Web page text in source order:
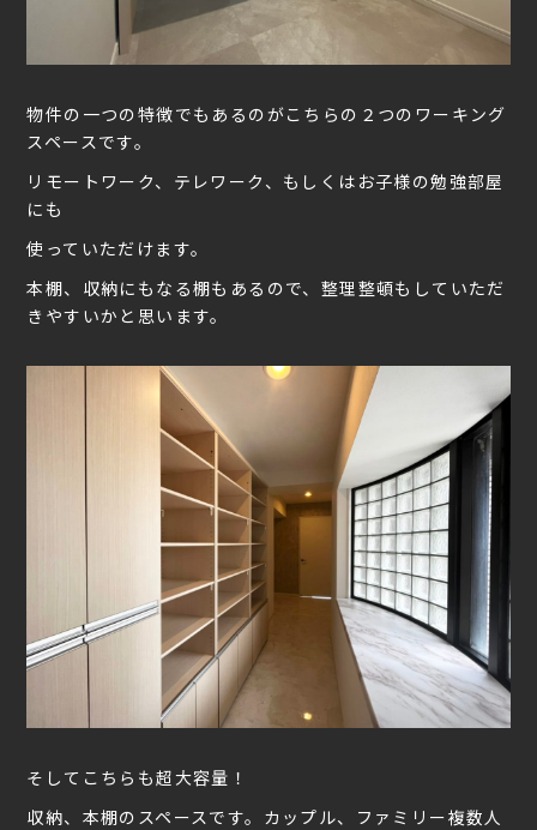
物件の一つの特徴でもあるのがこちらの２つのワーキング
スペースです。
リモートワーク、テレワーク、もしくはお子様の勉強部屋
にも
使っていただけます。
本棚、収納にもなる棚もあるので、整理整頓もしていただ
きやすいかと思います。
そしてこちらも超大容量！
収納、本棚のスペースです。カップル、ファミリー複数人